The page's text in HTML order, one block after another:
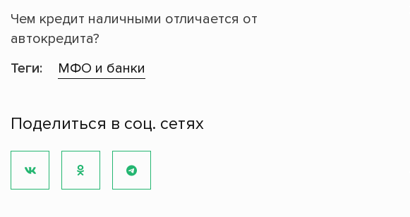
Чем кредит наличными отличается от
автокредита?
Теги:
МФО и банки
Поделиться в соц. сетях